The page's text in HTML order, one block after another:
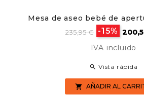
Mesa de aseo bebé de
Precio
235,95 € -15%
IVA incluido
 Vista rápida
 AÑADIR AL